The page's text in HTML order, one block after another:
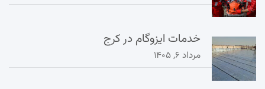
خدمات ایزوگام در کرج
مرداد ۶, ۱۴۰۵